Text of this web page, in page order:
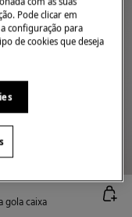
gola caixa
Pode clicar em
configuração para
de cookies que deseja